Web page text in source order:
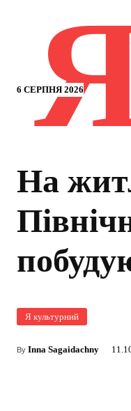
6 СЕРПНЯ 2026
На
Я культурний
By Inna Sagaidachny